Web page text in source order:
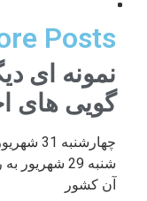
Posts
نمونه ای
گویی های
شنبه 29
آن کشور